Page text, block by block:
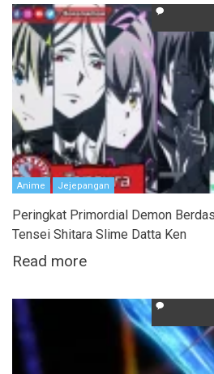
Anime Jejepangan
Peringkat Primordial Demon
Tensei Shitara Slime Datta Ken
Read more